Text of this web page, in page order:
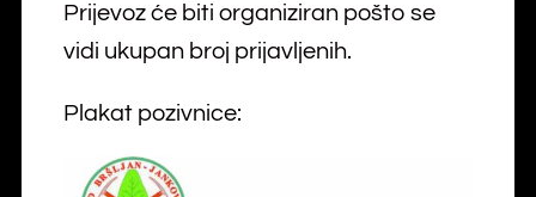
Prijevoz će biti organiziran pošto se
vidi ukupan broj prijavljenih.
Plakat pozivnice: